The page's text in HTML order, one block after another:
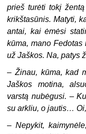
prieš turėti tokį
krikštasūnis. Matyti,
antai, kai ėmėsi
kūma, mano
už Jaškos. Na, patys
–Žinau, kūma, kad
Jaškos motina,
varstą nubėgusi. –
su arkliu, o jautis…
–Nepykit,